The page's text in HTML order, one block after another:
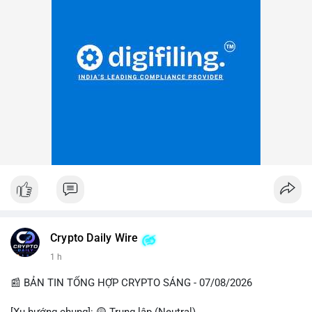
Crypto Daily Wire
1 h
📰 BẢN TIN TỔNG HỢP CRYPTO SÁNG - 07/08/2026